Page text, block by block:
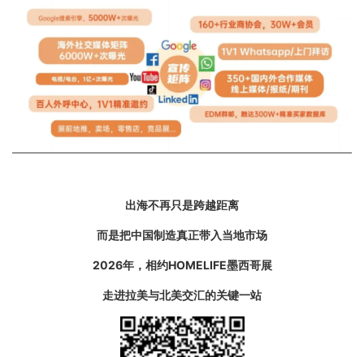
出海不再只是跨越距离
而是把中国制造真正带入当地市场
2026年，相约HOMELIFE墨西哥展
走进拉美与北美交汇的关键一站